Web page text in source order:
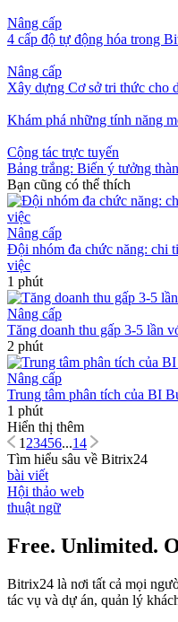
Nâng cấp
4 cấp độ tự động hóa trong
Nâng cấp
Xây dựng Cơ sở tri thức cho
Khám phá những tính năng
Cộng tác trực tuyến
Bảng trắng: Biến ý tưởng
Bạn cũng có thể thích
Nâng cấp
Đội nhóm đa chức năng: chi
việc
1 phút
Nâng cấp
Tăng doanh thu gấp 3-5 lần
2 phút
Nâng cấp
Trung tâm phân tích của BI
1 phút
Hiển thị thêm
123456...14
Tìm hiểu sâu về Bitrix24
bài viết
Hội thảo web
thuật ngữ
Free. Unlimited.
Bitrix24 là nơi tất cả mọi
tác vụ và dự án, quản lý